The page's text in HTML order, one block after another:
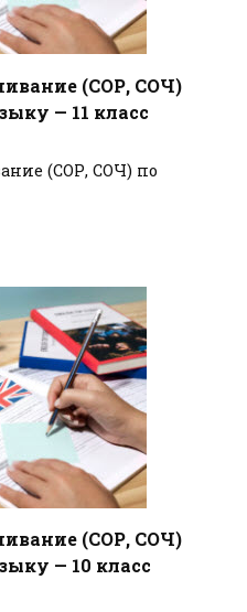
(СОР, СОЧ)
— 11 класс
(СОР, СОЧ) по
(СОР, СОЧ)
— 10 класс